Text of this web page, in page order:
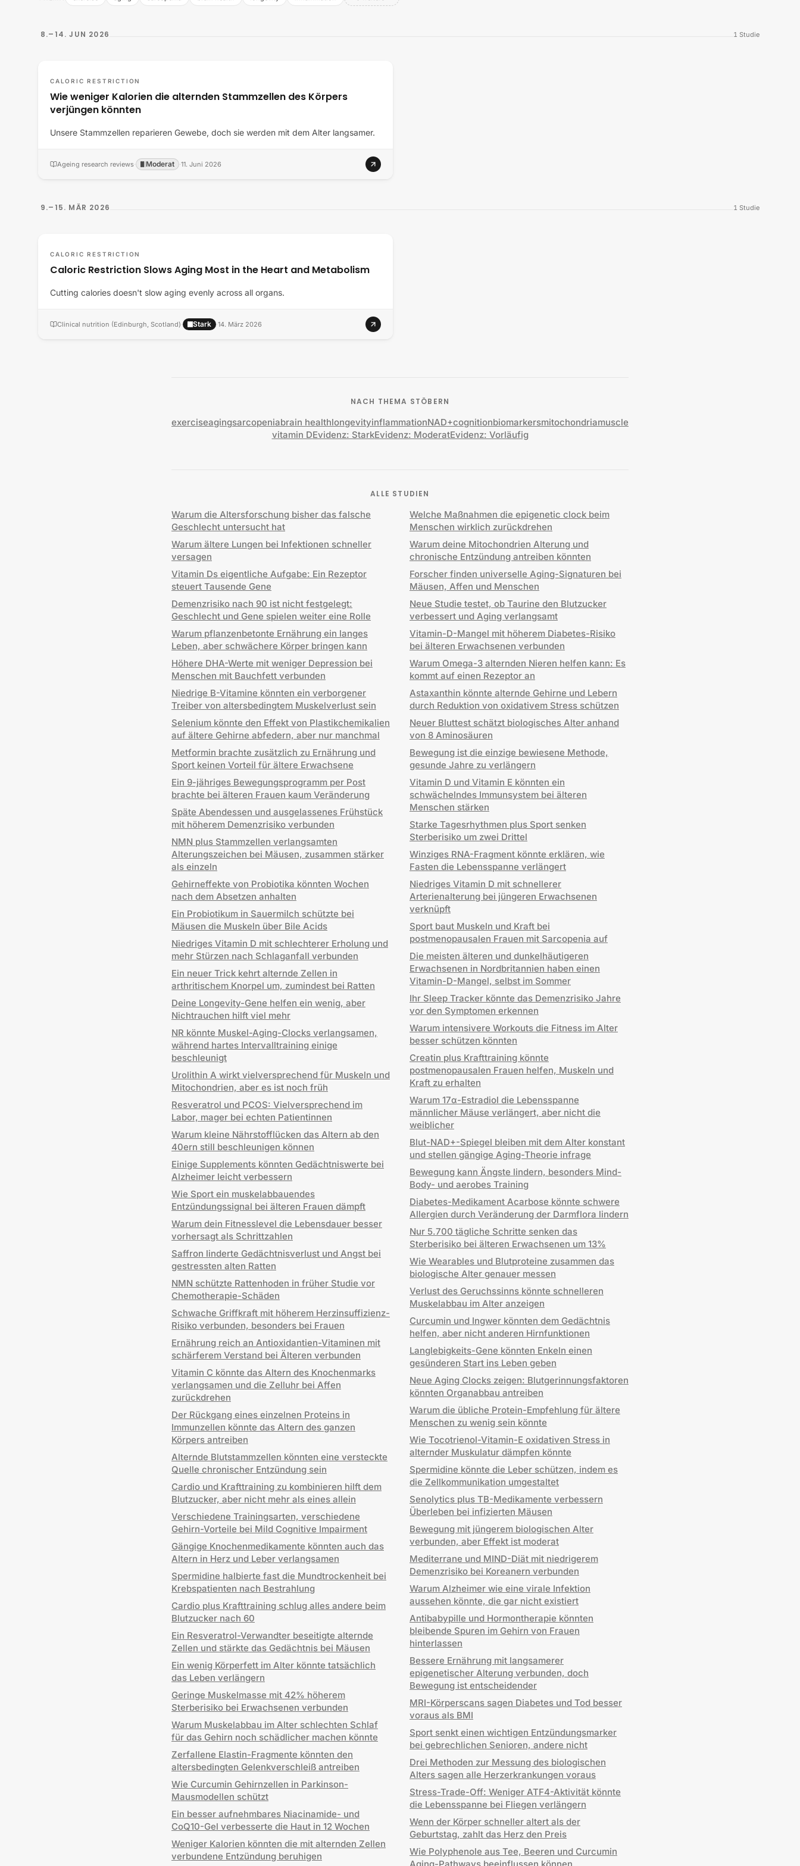
8.–14. JUN 2026 1 Studie
CALORIC RESTRICTION
Wie weniger Kalorien die alternden Stammzellen des Körpers
verjüngen könnten
Unsere Stammzellen reparieren Gewebe, doch sie werden mit dem Alter langsamer.
Ageing research reviews· Moderat ·11. Juni 2026
9.–15. MÄR 2026 1 Studie
CALORIC RESTRICTION
Caloric Restriction Slows Aging Most in the Heart and Metabolism
Cutting calories doesn't slow aging evenly across all organs.
Clinical nutrition (Edinburgh, Scotland)· Stark ·14. März 2026
NACH THEMA STÖBERN
exerciseagingsarcopeniabrain healthlongevityinflammationNAD+cognitionbiomarkersmitochondriamuscle
vitamin DEvidenz: StarkEvidenz: ModeratEvidenz: Vorläufig
ALLE STUDIEN
Warum die Altersforschung bisher das falsche
Geschlecht untersucht hat
Warum ältere Lungen bei Infektionen schneller
versagen
Vitamin Ds eigentliche Aufgabe: Ein Rezeptor
steuert Tausende Gene
Demenzrisiko nach 90 ist nicht festgelegt:
Geschlecht und Gene spielen weiter eine Rolle
Warum pflanzenbetonte Ernährung ein langes
Leben, aber schwächere Körper bringen kann
Höhere DHA-Werte mit weniger Depression bei
Menschen mit Bauchfett verbunden
Niedrige B-Vitamine könnten ein verborgener
Treiber von altersbedingtem Muskelverlust sein
Selenium könnte den Effekt von Plastikchemikalien
auf ältere Gehirne abfedern, aber nur manchmal
Metformin brachte zusätzlich zu Ernährung und
Sport keinen Vorteil für ältere Erwachsene
Ein 9-jähriges Bewegungsprogramm per Post
brachte bei älteren Frauen kaum Veränderung
Späte Abendessen und ausgelassenes Frühstück
mit höherem Demenzrisiko verbunden
NMN plus Stammzellen verlangsamten
Alterungszeichen bei Mäusen, zusammen stärker
als einzeln
Gehirneffekte von Probiotika könnten Wochen
nach dem Absetzen anhalten
Ein Probiotikum in Sauermilch schützte bei
Mäusen die Muskeln über Bile Acids
Niedriges Vitamin D mit schlechterer Erholung und
mehr Stürzen nach Schlaganfall verbunden
Ein neuer Trick kehrt alternde Zellen in
arthritischem Knorpel um, zumindest bei Ratten
Deine Longevity-Gene helfen ein wenig, aber
Nichtrauchen hilft viel mehr
NR könnte Muskel-Aging-Clocks verlangsamen,
während hartes Intervalltraining einige
beschleunigt
Urolithin A wirkt vielversprechend für Muskeln und
Mitochondrien, aber es ist noch früh
Resveratrol und PCOS: Vielversprechend im
Labor, mager bei echten Patientinnen
Warum kleine Nährstofflücken das Altern ab den
40ern still beschleunigen können
Einige Supplements könnten Gedächtniswerte bei
Alzheimer leicht verbessern
Wie Sport ein muskelabbauendes
Entzündungssignal bei älteren Frauen dämpft
Warum dein Fitnesslevel die Lebensdauer besser
vorhersagt als Schrittzahlen
Saffron linderte Gedächtnisverlust und Angst bei
gestressten alten Ratten
NMN schützte Rattenhoden in früher Studie vor
Chemotherapie-Schäden
Schwache Griffkraft mit höherem Herzinsuffizienz-
Risiko verbunden, besonders bei Frauen
Ernährung reich an Antioxidantien-Vitaminen mit
schärferem Verstand bei Älteren verbunden
Vitamin C könnte das Altern des Knochenmarks
verlangsamen und die Zelluhr bei Affen
zurückdrehen
Der Rückgang eines einzelnen Proteins in
Immunzellen könnte das Altern des ganzen
Körpers antreiben
Alternde Blutstammzellen könnten eine versteckte
Quelle chronischer Entzündung sein
Cardio und Krafttraining zu kombinieren hilft dem
Blutzucker, aber nicht mehr als eines allein
Verschiedene Trainingsarten, verschiedene
Gehirn-Vorteile bei Mild Cognitive Impairment
Gängige Knochenmedikamente könnten auch das
Altern in Herz und Leber verlangsamen
Spermidine halbierte fast die Mundtrockenheit bei
Krebspatienten nach Bestrahlung
Cardio plus Krafttraining schlug alles andere beim
Blutzucker nach 60
Ein Resveratrol-Verwandter beseitigte alternde
Zellen und stärkte das Gedächtnis bei Mäusen
Ein wenig Körperfett im Alter könnte tatsächlich
das Leben verlängern
Geringe Muskelmasse mit 42% höherem
Sterberisiko bei Erwachsenen verbunden
Warum Muskelabbau im Alter schlechten Schlaf
für das Gehirn noch schädlicher machen könnte
Zerfallene Elastin-Fragmente könnten den
altersbedingten Gelenkverschleiß antreiben
Wie Curcumin Gehirnzellen in Parkinson-
Mausmodellen schützt
Ein besser aufnehmbares Niacinamide- und
CoQ10-Gel verbesserte die Haut in 12 Wochen
Weniger Kalorien könnten die mit alternden Zellen
verbundene Entzündung beruhigen
Welche Maßnahmen die epigenetic clock beim
Menschen wirklich zurückdrehen
Warum deine Mitochondrien Alterung und
chronische Entzündung antreiben könnten
Forscher finden universelle Aging-Signaturen bei
Mäusen, Affen und Menschen
Neue Studie testet, ob Taurine den Blutzucker
verbessert und Aging verlangsamt
Vitamin-D-Mangel mit höherem Diabetes-Risiko
bei älteren Erwachsenen verbunden
Warum Omega-3 alternden Nieren helfen kann: Es
kommt auf einen Rezeptor an
Astaxanthin könnte alternde Gehirne und Lebern
durch Reduktion von oxidativem Stress schützen
Neuer Bluttest schätzt biologisches Alter anhand
von 8 Aminosäuren
Bewegung ist die einzige bewiesene Methode,
gesunde Jahre zu verlängern
Vitamin D und Vitamin E könnten ein
schwächelndes Immunsystem bei älteren
Menschen stärken
Starke Tagesrhythmen plus Sport senken
Sterberisiko um zwei Drittel
Winziges RNA-Fragment könnte erklären, wie
Fasten die Lebensspanne verlängert
Niedriges Vitamin D mit schnellerer
Arterienalterung bei jüngeren Erwachsenen
verknüpft
Sport baut Muskeln und Kraft bei
postmenopausalen Frauen mit Sarcopenia auf
Die meisten älteren und dunkelhäutigeren
Erwachsenen in Nordbritannien haben einen
Vitamin-D-Mangel, selbst im Sommer
Ihr Sleep Tracker könnte das Demenzrisiko Jahre
vor den Symptomen erkennen
Warum intensivere Workouts die Fitness im Alter
besser schützen könnten
Creatin plus Krafttraining könnte
postmenopausalen Frauen helfen, Muskeln und
Kraft zu erhalten
Warum 17α-Estradiol die Lebensspanne
männlicher Mäuse verlängert, aber nicht die
weiblicher
Blut-NAD+-Spiegel bleiben mit dem Alter konstant
und stellen gängige Aging-Theorie infrage
Bewegung kann Ängste lindern, besonders Mind-
Body- und aerobes Training
Diabetes-Medikament Acarbose könnte schwere
Allergien durch Veränderung der Darmflora lindern
Nur 5.700 tägliche Schritte senken das
Sterberisiko bei älteren Erwachsenen um 13%
Wie Wearables und Blutproteine zusammen das
biologische Alter genauer messen
Verlust des Geruchssinns könnte schnelleren
Muskelabbau im Alter anzeigen
Curcumin und Ingwer könnten dem Gedächtnis
helfen, aber nicht anderen Hirnfunktionen
Langlebigkeits-Gene könnten Enkeln einen
gesünderen Start ins Leben geben
Neue Aging Clocks zeigen: Blutgerinnungsfaktoren
könnten Organabbau antreiben
Warum die übliche Protein-Empfehlung für ältere
Menschen zu wenig sein könnte
Wie Tocotrienol-Vitamin-E oxidativen Stress in
alternder Muskulatur dämpfen könnte
Spermidine könnte die Leber schützen, indem es
die Zellkommunikation umgestaltet
Senolytics plus TB-Medikamente verbessern
Überleben bei infizierten Mäusen
Bewegung mit jüngerem biologischen Alter
verbunden, aber Effekt ist moderat
Mediterrane und MIND-Diät mit niedrigerem
Demenzrisiko bei Koreanern verbunden
Warum Alzheimer wie eine virale Infektion
aussehen könnte, die gar nicht existiert
Antibabypille und Hormontherapie könnten
bleibende Spuren im Gehirn von Frauen
hinterlassen
Bessere Ernährung mit langsamerer
epigenetischer Alterung verbunden, doch
Bewegung ist entscheidender
MRI-Körperscans sagen Diabetes und Tod besser
voraus als BMI
Sport senkt einen wichtigen Entzündungsmarker
bei gebrechlichen Senioren, andere nicht
Drei Methoden zur Messung des biologischen
Alters sagen alle Herzerkrankungen voraus
Stress-Trade-Off: Weniger ATF4-Aktivität könnte
die Lebensspanne bei Fliegen verlängern
Wenn der Körper schneller altert als der
Geburtstag, zahlt das Herz den Preis
Wie Polyphenole aus Tee, Beeren und Curcumin